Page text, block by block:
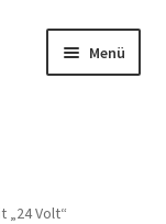
Menü
Volt“